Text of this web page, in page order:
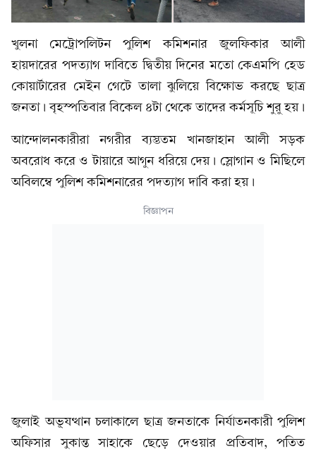
খুলনা মেট্রোপলিটন পুলিশ কমিশনার জুলফিকার আলী
হায়দারের পদত্যাগ দাবিতে দ্বিতীয় দিনের মতো কেএমপি হেড
কোয়ার্টারের মেইন গেটে তালা ঝুলিয়ে বিক্ষোভ করছে ছাত্র
জনতা। বৃহস্পতিবার বিকেল ৪টা থেকে তাদের কর্মসূচি শুরু হয়।
আন্দোলনকারীরা নগরীর ব্যস্ততম খানজাহান আলী সড়ক
অবরোধ করে ও টায়ারে আগুন ধরিয়ে দেয়। স্লোগান ও মিছিলে
অবিলম্বে পুলিশ কমিশনারের পদত্যাগ দাবি করা হয়।
বিজ্ঞাপন
জুলাই অভূ্যত্থান চলাকালে ছাত্র জনতাকে নির্যাতনকারী পুলিশ
অফিসার সুকান্ত সাহাকে ছেড়ে দেওয়ার প্রতিবাদ, পতিত